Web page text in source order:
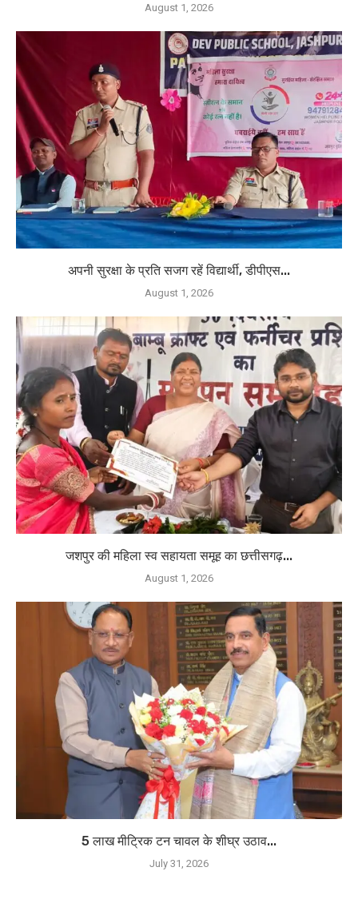
August 1, 2026
अपनी सुरक्षा के प्रति सजग रहें विद्यार्थी, डीपीएस...
August 1, 2026
जशपुर की महिला स्व सहायता समूह का छत्तीसगढ़...
August 1, 2026
5 लाख मीट्रिक टन चावल के शीघ्र उठाव...
July 31, 2026